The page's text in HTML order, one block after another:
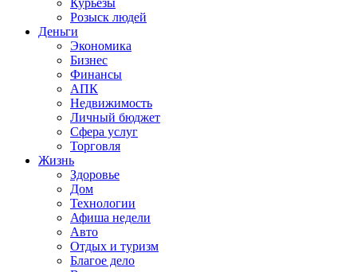
Курьезы
Розыск людей
Деньги
Экономика
Бизнес
Финансы
АПК
Недвижимость
Личный бюджет
Сфера услуг
Торговля
Жизнь
Здоровье
Дом
Технологии
Афиша недели
Авто
Отдых и туризм
Благое дело